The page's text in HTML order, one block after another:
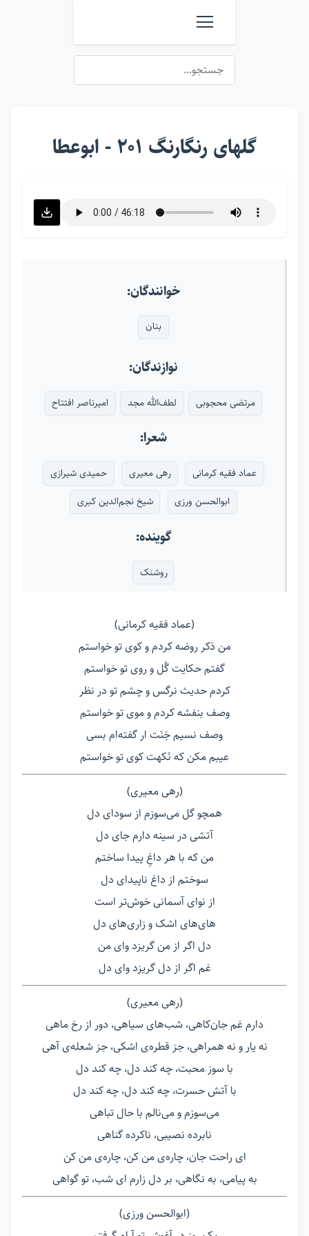
گلهای رنگارنگ ۲۰۱ - ابوعطا
خوانندگان:
بنان
نوازندگان:
مرتضی محجوبی لطف‌الله مجد امیرناصر افتتاح
شعرا:
عماد فقیه کرمانی رهی معیری
حمیدی شیرازی
ابوالحسن ورزی
شیخ نجم‌الدین کبری
گوینده:
روشنک
(عماد فقیه کرمانی)
من ذکر روضه کردم و کوی تو خواستم
گفتم حکایت گُل و روی تو خواستم
کردم حدیث نرگس و چشم تو در نظر
وصف بنفشه کردم و موی تو خواستم
وصف نسیم جَنَت ار گفته‌ام بسی
عیبم مکن که نَکهت کوی تو خواستم
(رهی معیری)
همچو گل می‌سوزم از سودای دل
آتشی در سینه دارم جای دل
من که با هر داغِ پیدا ساختم
سوختم از داغ ناپیدای دل
از نوای آسمانی خوش‌تر است
های‌های اشک و زاری‌های دل
دل اگر از من گریزد وای من
غم اگر از دل گریزد وای دل
(رهی معیری)
دارم غم جان‌کاهی، شب‌های سیاهی، دور از رخ ماهی
نه یار و نه همراهی، جز قطره‌ی اشکی، جز شعله‌ی آهی
با سوز محبت، چه کند دل، چه کند دل
با آتش حسرت، چه کند دل، چه کند دل
می‌سوزم و می‌نالم با حال تباهی
نابرده نصیبی، ناکرده گناهی
ای راحت جان، چاره‌ی من کن، چاره‌ی من کن
به پیامی، به نگاهی، بر دل زارم ای شب، تو گواهی
(ابوالحسن ورزی)